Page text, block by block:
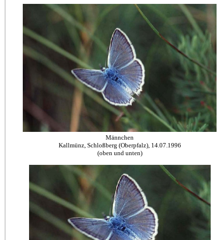
Männchen
Kallmünz, Schloßberg (Oberpfalz), 14.07.1996
(oben und unten)